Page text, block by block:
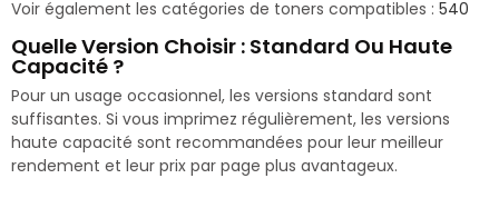
Voir également les catégories de toners compatibles : 540
Quelle Version Choisir : Standard Ou Haute
Capacité ?
Pour un usage occasionnel, les versions standard sont
suffisantes. Si vous imprimez régulièrement, les versions
haute capacité sont recommandées pour leur meilleur
rendement et leur prix par page plus avantageux.